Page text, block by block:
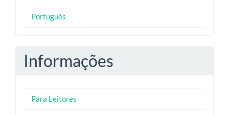
Português
Informações
Para Leitores